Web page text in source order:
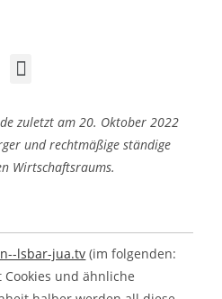
zuletzt am 20. Oktober 2022
und rechtmäßige ständige
Wirtschaftsraums.
lsbar-jua.tv (im folgenden:
und ähnliche